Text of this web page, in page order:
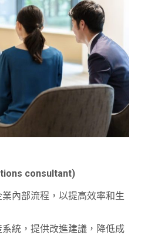
consultant)
內部流程，以提高效率和生
統，提供改進建議，降低成